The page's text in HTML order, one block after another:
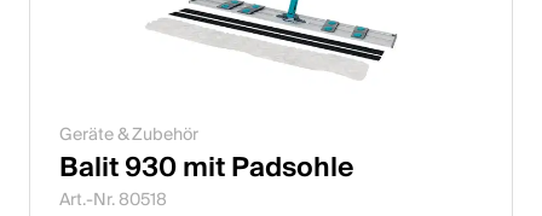
Geräte & Zubehör
Balit 930 mit Padsohle
Art.-Nr. 80518